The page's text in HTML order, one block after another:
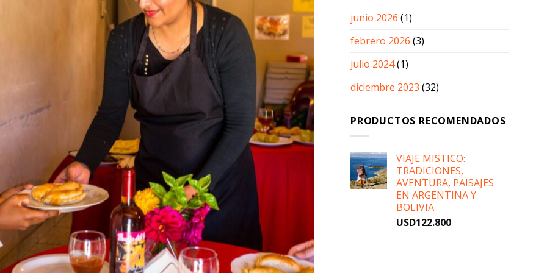
junio 2026 (1)
febrero 2026 (3)
julio 2024(1)
diciembre 2023 (32)
PRODUCTOS RECOMENDADOS
VIAJE MISTICO:
TRADICIONES,
AVENTURA, PAISAJES
EN ARGENTINA Y
BOLIVIA
USD122.800